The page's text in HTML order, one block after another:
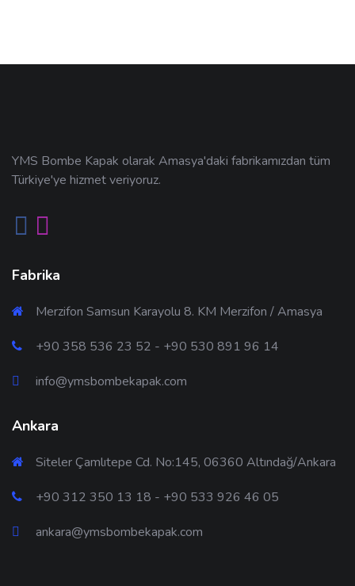
YMS Bombe Kapak olarak Amasya'daki fabrikamızdan tüm
Türkiye'ye hizmet veriyoruz.
Fabrika
Merzifon Samsun Karayolu 8. KM Merzifon / Amasya
+90 358 536 23 52 - +90 530 891 96 14
info@ymsbombekapak.com
Ankara
Siteler Çamlıtepe Cd. No:145, 06360 Altındağ/Ankara
+90 312 350 13 18 - +90 533 926 46 05
ankara@ymsbombekapak.com